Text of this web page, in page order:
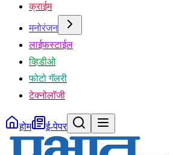
क्राईम
मनोरंजन
लाईफस्टाईल
व्हिडीओ
फोटो गॅलरी
टेक्नोलॉजी
होम ई-पेपर